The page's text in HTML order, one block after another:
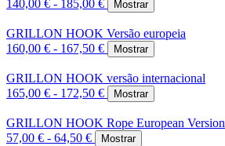
140,00 € - 185,00 €
Mostrar
GRILLON HOOK Versão europeia
160,00 € - 167,50 €
Mostrar
GRILLON HOOK versão internacional
165,00 € - 172,50 €
Mostrar
GRILLON HOOK Rope European Version
57,00 € - 64,50 €
Mostrar